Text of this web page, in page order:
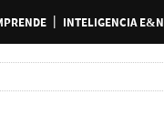
INTELIGENCIA E&N